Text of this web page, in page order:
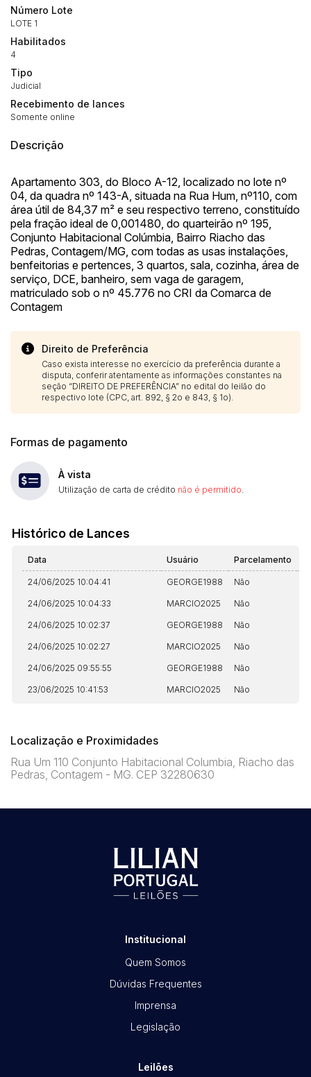
Número Lote
LOTE 1
Habilitados
4
Tipo
Judicial
Recebimento de lances
Somente online
Descrição
Apartamento 303, do Bloco A-12, localizado no lote nº
04, da quadra nº 143-A, situada na Rua Hum, nº110, com
área útil de 84,37 m² e seu respectivo terreno, constituído
pela fração ideal de 0,001480, do quarteirão nº 195,
Conjunto Habitacional Colúmbia, Bairro Riacho das
Pedras, Contagem/MG, com todas as usas instalações,
benfeitorias e pertences, 3 quartos, sala, cozinha, área de
serviço, DCE, banheiro, sem vaga de garagem,
matriculado sob o nº 45.776 no CRI da Comarca de
Contagem
Direito de Preferência
Caso exista interesse no exercício da preferência durante a
disputa, conferir atentamente as informações constantes na
seção “DIREITO DE PREFERÊNCIA” no edital do leilão do
respectivo lote (CPC, art. 892, § 2o e 843, § 1o).
Formas de pagamento
À vista
Utilização de carta de crédito não é permitido
Histórico de Lances
Data Usuário Parcelamento
24/06/2025 10:04:41 GEORGE1988 Não
24/06/2025 10:04:33 MARCIO2025 Não
24/06/2025 10:02:37 GEORGE1988 Não
24/06/2025 10:02:27 MARCIO2025 Não
24/06/2025 09:55:55 GEORGE1988 Não
23/06/2025 10:41:53 MARCIO2025 Não
Localização e Proximidades
Rua Um 110 Conjunto Habitacional Columbia, Riacho das
Pedras, Contagem - MG. CEP 32280630
(Art. 895, CPC)
Institucional
Quem Somos
Dúvidas Frequentes
Imprensa
Legislação
Leilões